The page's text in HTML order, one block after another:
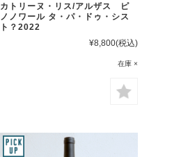
カトリーヌ・リス/アルザス ピ
ノノワール タ・パ・ドゥ・シス
ト？2022
¥8,800(税込)
在庫 ×